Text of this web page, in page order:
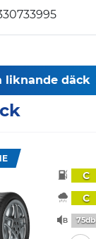
liknande däck
C
C
75db